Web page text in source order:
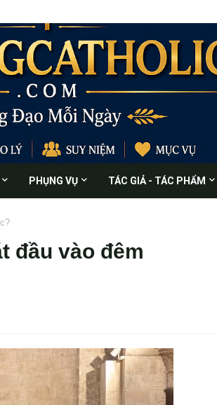
PHỤNG VỤ TÁC GIẢ - TÁC PHẨM
đầu vào đêm